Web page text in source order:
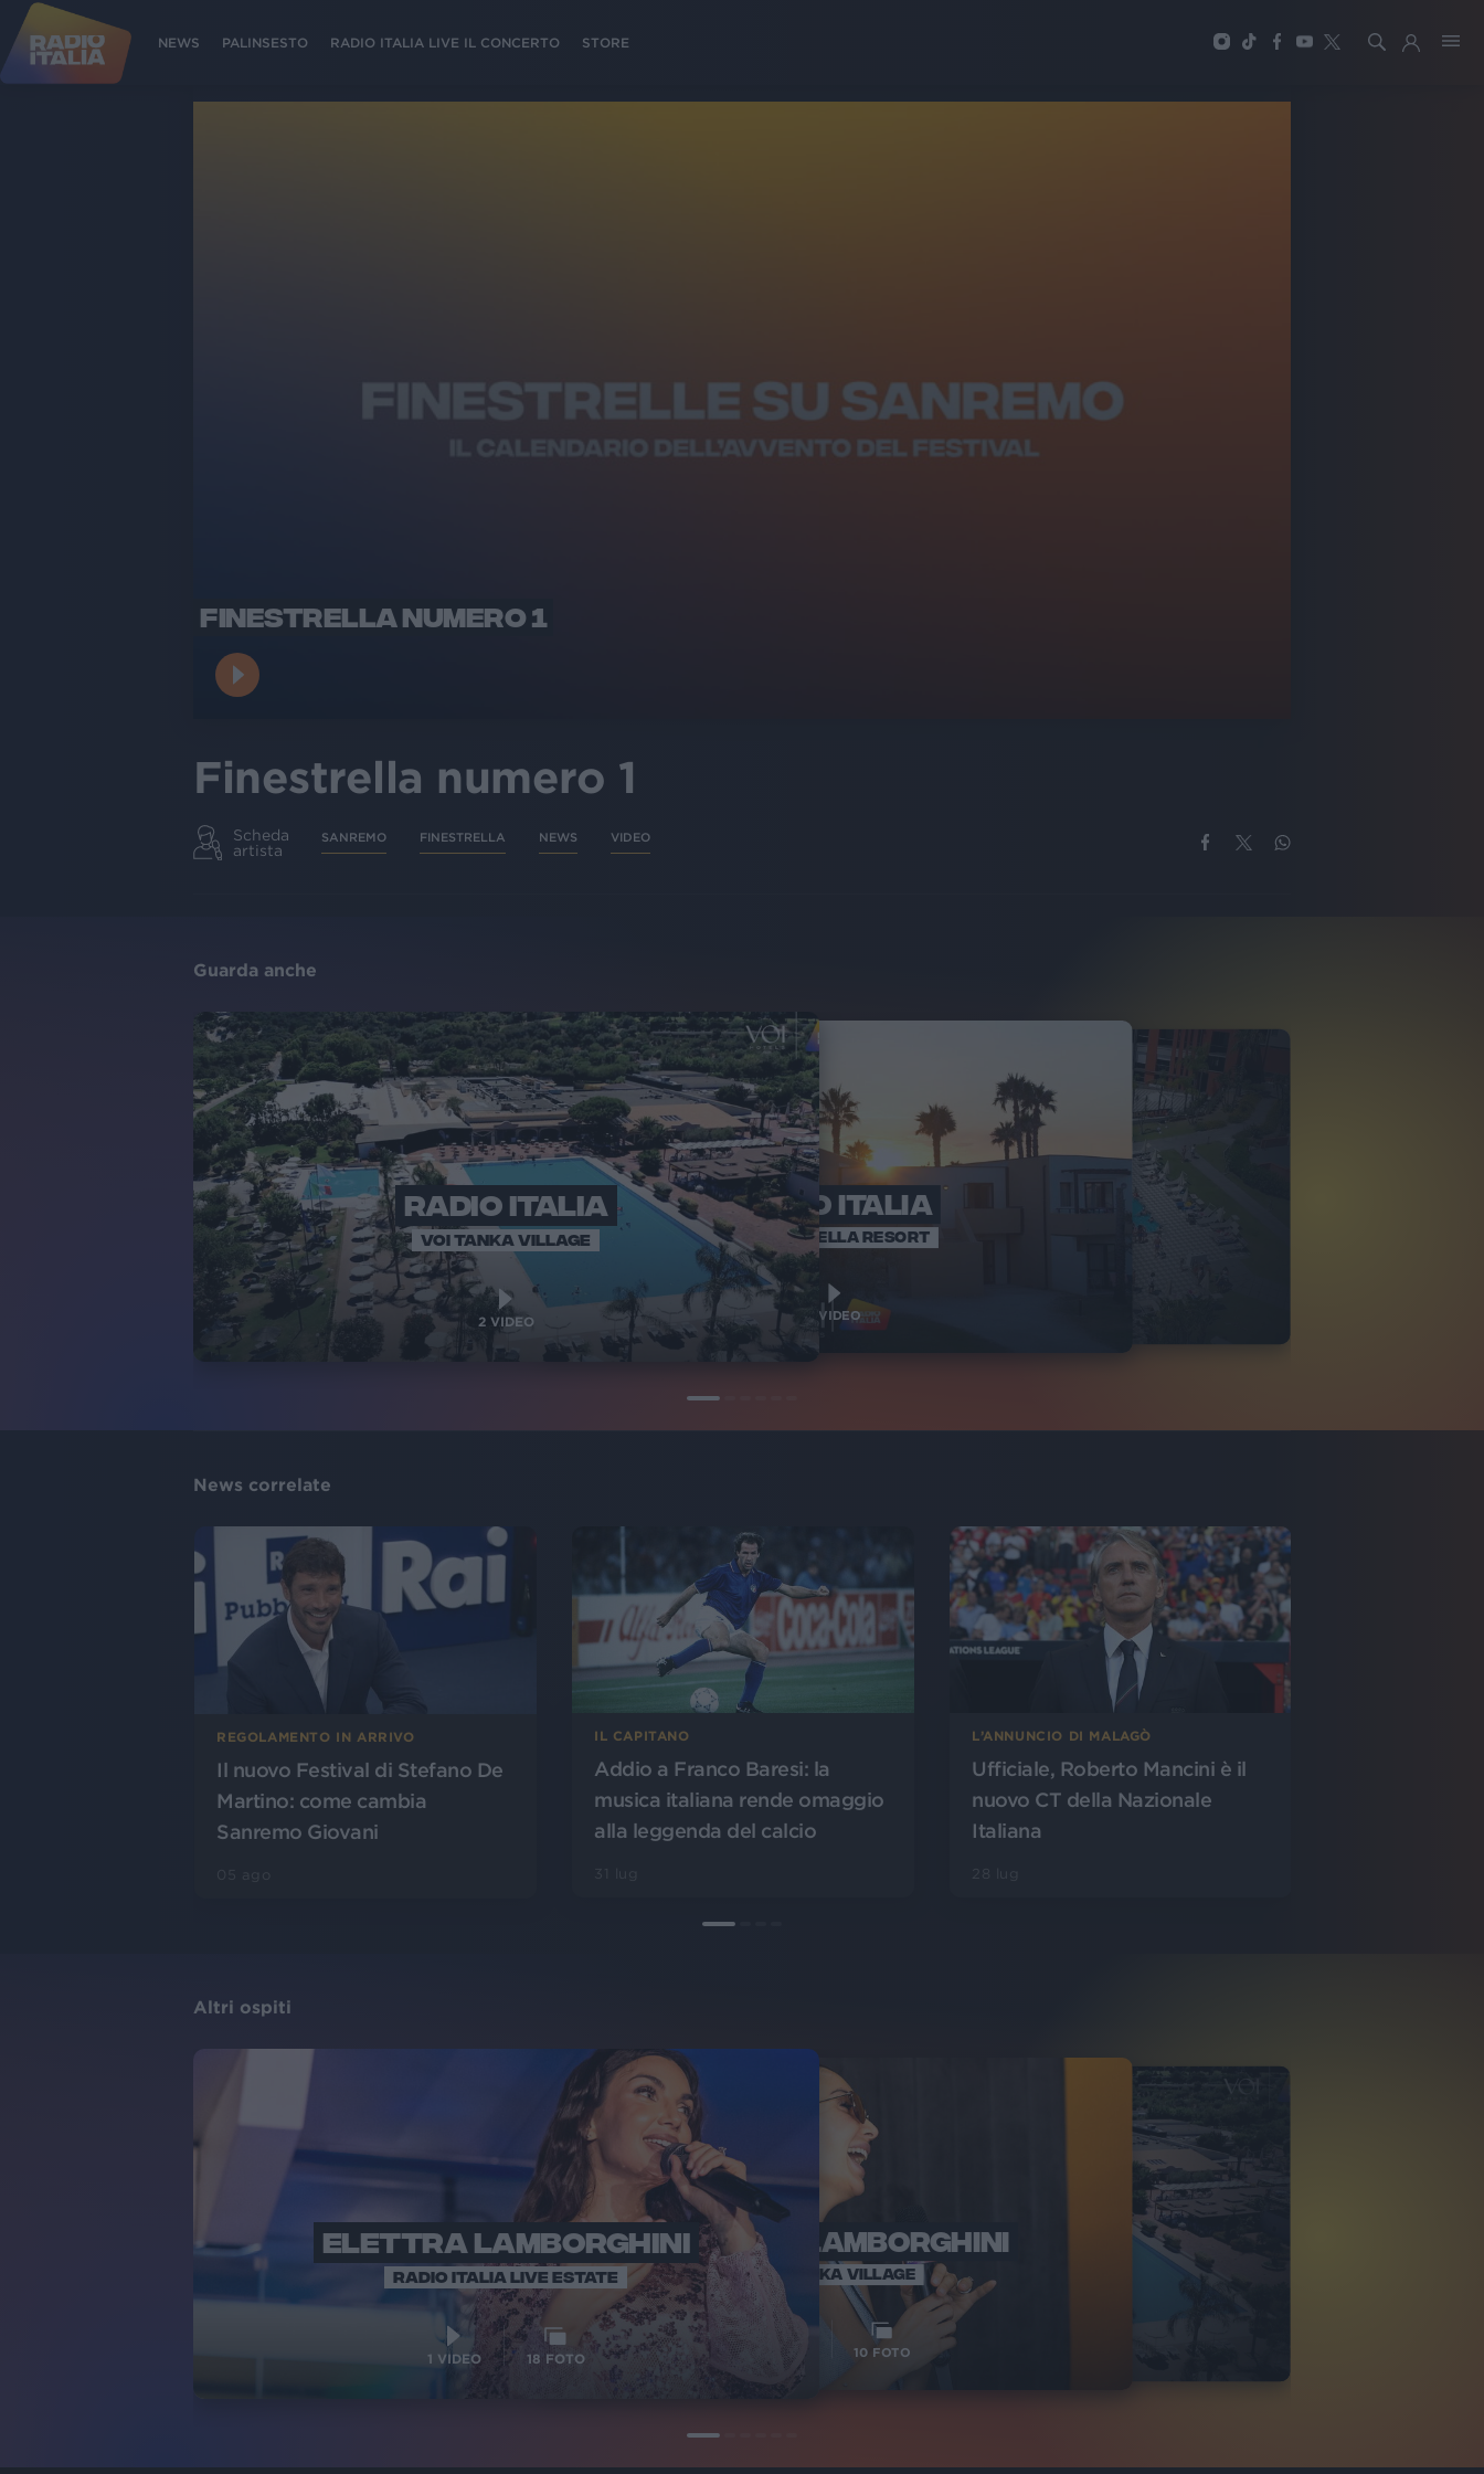
NEWS PALINSESTO RADIO ITALIA LIVE IL CONCERTO STORE
FINESTRELLA NUMERO 1
Finestrella numero 1
Scheda
artista
SANREMO FINESTRELLA NEWS VIDEO
Guarda anche
RADIO ITALIA
VOI TANKA VILLAGE
2VIDEO
RADIO ITALIA
VOI ARENELLA RESORT
VIDEO
RADIO ITALIA
BRAVO BAIA DI TINDARI 2026
News correlate
REGOLAMENTO IN ARRIVO
Il nuovo Festival di Stefano De
Martino: come cambia
Sanremo Giovani
IL CAPITANO
Addio a Franco Baresi: la
musica italiana rende omaggio
alla leggenda del calcio
L’ANNUNCIO DI MALAGÒ
Ufficiale, Roberto Mancini è il
nuovo CT della Nazionale
Italiana
Altri ospiti
ELETTRA LAMBORGHINI
RADIO ITALIA LIVE ESTATE
1 VIDEO 18 FOTO
ELETTRA LAMBORGHINI
VOI TANKA VILLAGE
10 FOTO
RADIO ITALIA
VOI TANKA VILLAGE